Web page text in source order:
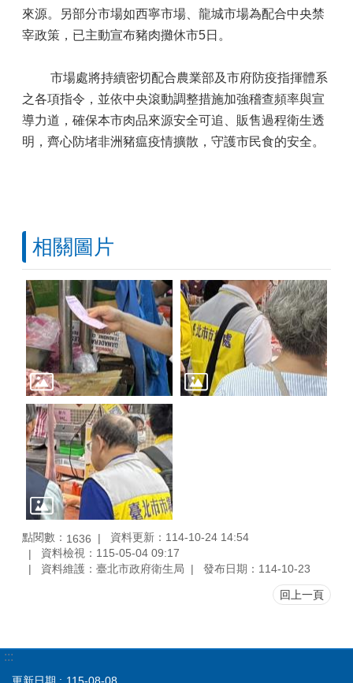
來源。另部分市場如西寧市場、龍城市場為配合中央禁
宰政策，已主動宣布豬肉攤休市5日。
市場處將持續密切配合農業部及市府防疫指揮體系
之各項指令，並依中央滾動調整措施加強稽查頻率與宣
導力道，確保本市肉品來源安全可追、販售過程衛生透
明，齊心防堵非洲豬瘟疫情擴散，守護市民食的安全。
相關圖片
點閱數： 1636
資料更新：114-10-24 14:54
資料檢視：115-05-04 09:17
資料維護：臺北市政府衛生局
發布日期：114-10-23
回上一頁
:::
更新日期 115-08-08